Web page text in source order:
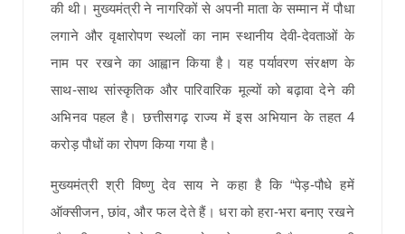
की थी। मुख्यमंत्री ने नागरिकों से अपनी माता के सम्मान में पौधा
लगाने और वृक्षारोपण स्थलों का नाम स्थानीय देवी-देवताओं के
नाम पर रखने का आह्वान किया है। यह पर्यावरण संरक्षण के
साथ-साथ सांस्कृतिक और पारिवारिक मूल्यों को बढ़ावा देने की
अभिनव पहल है। छत्तीसगढ़ राज्य में इस अभियान के तहत 4
करोड़ पौधों का रोपण किया गया है।
मुख्यमंत्री श्री विष्णु देव साय ने कहा है कि “पेड़-पौधे हमें
ऑक्सीजन, छांव, और फल देते हैं। धरा को हरा-भरा बनाए रखने